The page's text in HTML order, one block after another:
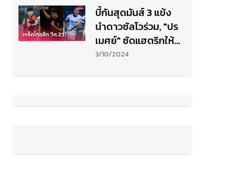
บี้กันสุดมันส์ 3 แข้ง
นำดาวซัลโวร่วม, "ปร
เมศย์" ซัดแฮตริกให้
เมืองทองฯ
3/10/2024